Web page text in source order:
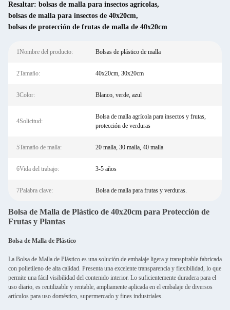
Resaltar: bolsas de malla para insectos agrícolas,
bolsas de malla para insectos de 40x20cm,
bolsas de protección de frutas de malla de 40x20cm
1Nombre del producto: Bolsas de plástico de malla
2Tamaño: 40x20cm, 30x20cm
3Color: Blanco, verde, azul
4Solicitud:
Bolsa de malla agrícola para insectos y frutas,
protección de verduras
5Tamaño de malla: 20 malla, 30 malla, 40 malla
6Vida del trabajo: 3-5 años
7Palabra clave: Bolsa de malla para frutas y verduras.
Bolsa de Malla de Plástico de 40x20cm para Protección de
Frutas y Plantas
Bolsa de Malla de Plástico
La Bolsa de Malla de Plástico es una solución de embalaje ligera y transpirable fabricada
con polietileno de alta calidad. Presenta una excelente transparencia y flexibilidad, lo que
permite una fácil visibilidad del contenido interior. Lo suficientemente duradera para el
uso diario, es reutilizable y rentable, ampliamente aplicada en el embalaje de diversos
artículos para uso doméstico, supermercado y fines industriales.